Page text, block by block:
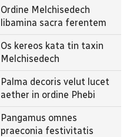
Ordine Melchisedech
libamina sacra ferentem
Os kereos kata tin taxin
Melchisedech
Palma decoris velut lucet
aether in ordine Phebi
Pangamus omnes
praeconia festivitatis